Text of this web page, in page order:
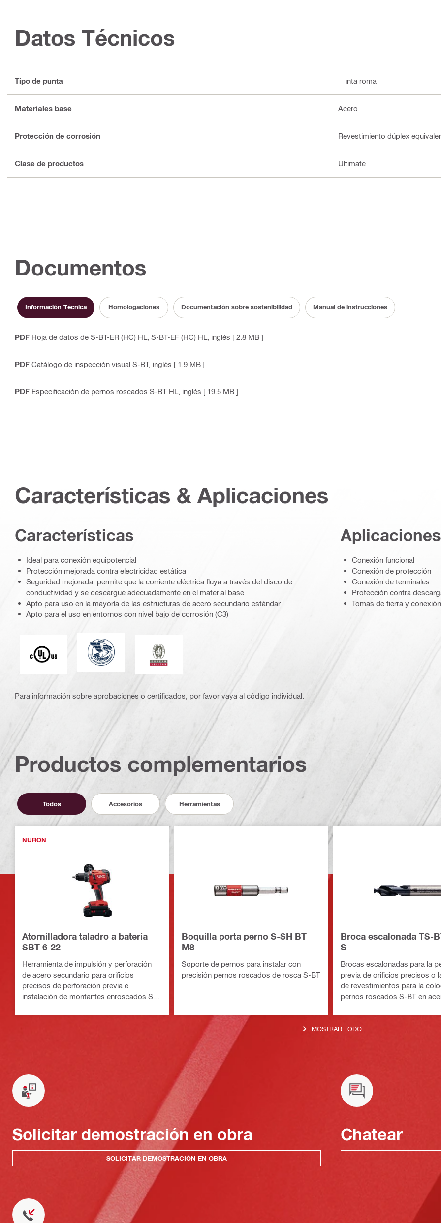
Datos Técnicos
Tipo de punta Punta roma
Materiales base Acero
Protección de corrosión Revestimiento dúplex
Clase de productos Ultimate
Documentos
Información Técnica Homologaciones Documentación sobre sostenibilidad Manual de instrucciones
PDF Hoja de datos de S-BT-ER (HC) HL, S-BT-EF (HC) HL , inglés [ 2.8 MB ]
PDF Catálogo de inspección visual S-BT, inglés [ 1.9 MB ]
PDF Especificación de pernos roscados S-BT HL , inglés [ 19.5 MB ]
Características & Aplicaciones
Características
Ideal para conexión equipotencial
Protección mejorada contra electricidad estática
Seguridad mejorada: permite que la corriente eléctrica fluya a través del disco de
conductividad y se descargue adecuadamente en el material base
Apto para uso en la mayoría de las estructuras de acero secundario estándar
Apto para el uso en entornos con nivel bajo de corrosión (C3)
Underwriters LaboratoriesAmerican Bureau of Shipping
Bureau Veritas
Aplicaciones
Conexión funcional
Conexión de protección
Conexión de terminales
Protección contra
Tomas de tierra y conexión
Para información sobre aprobaciones o certificados, por favor vaya al código individual.
Productos complementarios
Todos Accesorios Herramientas
NURON
Atornilladora taladro a batería
SBT 6-22
Herramienta de impulsión y perforación
de acero secundario para orificios
precisos de perforación previa e
instalación de montantes enroscados S-
Boquilla porta perno S-SH BT
M8
Soporte de pernos para instalar con
precisión pernos roscados de rosca S-BT
Broca escalonada TS-
S
Brocas escalonadas para la
previa de orificios precisos o
de revestimientos para la
pernos roscados S-BT en
MOSTRAR TODO
Solicitar demostración en obra
SOLICITAR DEMOSTRACIÓN EN OBRA
Chatear